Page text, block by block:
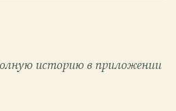
историю в приложении